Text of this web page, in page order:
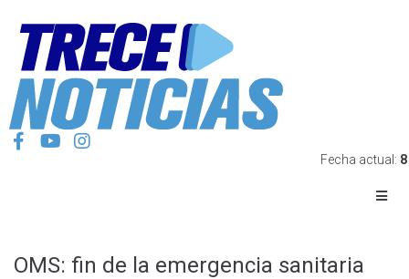
Fecha actual:
OMS: fin de la emergencia sanitaria